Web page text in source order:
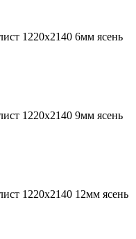
1220х2140 6мм ясень
1220х2140 9мм ясень
1220х2140 12мм ясень